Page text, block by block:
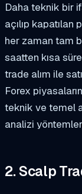
Daha teknik bir
açılıp
her zaman tam
saatten kısa
trade alım ile
Forex
teknik ve temel
analizi
2. Scalp